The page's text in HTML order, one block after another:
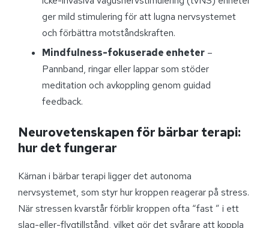
ger mild stimulering för att lugna nervsystemet
och förbättra motståndskraften.
Mindfulness-fokuserade enheter –
Pannband, ringar eller lappar som stöder
meditation och avkoppling genom guidad
feedback.
Neurovetenskapen för bärbar terapi:
hur det fungerar
Kärnan i bärbar terapi ligger det autonoma
nervsystemet, som styr hur kroppen reagerar på stress.
När stressen kvarstår förblir kroppen ofta “fast ” i ett
slag-eller-flygtillstånd, vilket gör det svårare att koppla